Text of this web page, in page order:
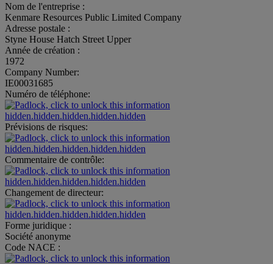
Nom de l'entreprise :
Kenmare Resources Public Limited Company
Adresse postale :
Styne House Hatch Street Upper
Année de création :
1972
Company Number:
IE00031685
Numéro de téléphone:
hidden.hidden.hidden.hidden.hidden
Prévisions de risques:
hidden.hidden.hidden.hidden.hidden
Commentaire de contrôle:
hidden.hidden.hidden.hidden.hidden
Changement de directeur:
hidden.hidden.hidden.hidden.hidden
Forme juridique :
Société anonyme
Code NACE :